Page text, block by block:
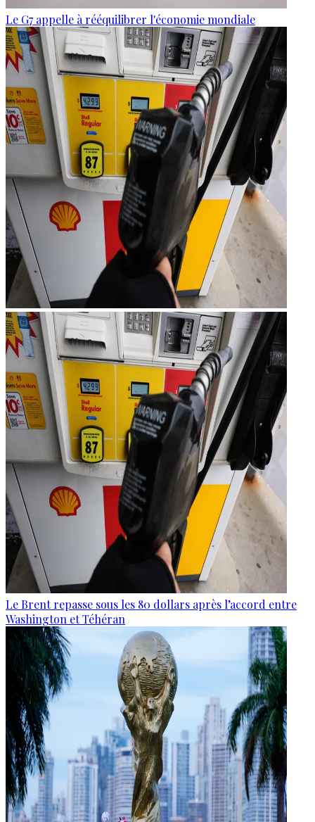
Le G7 appelle à rééquilibrer l'économie mondiale
Le Brent repasse sous les 80 dollars après l’accord entre
Washington et Téhéran